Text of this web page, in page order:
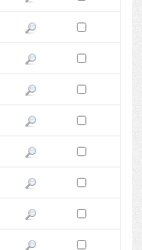
Pokaż podgląd wersji z dnia
Zaznacz wersję do
Pokaż podgląd wersji z dnia
Zaznacz wersję do
Pokaż podgląd wersji z dnia
Zaznacz wersję do
Pokaż podgląd wersji z dnia
Zaznacz wersję do
Pokaż podgląd wersji z dnia
Zaznacz wersję do
Pokaż podgląd wersji z dnia
Zaznacz wersję do
Pokaż podgląd wersji z dnia
Zaznacz wersję do
Pokaż podgląd wersji z dnia
Zaznacz wersję do